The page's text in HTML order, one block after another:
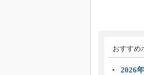
おすすめ
2026